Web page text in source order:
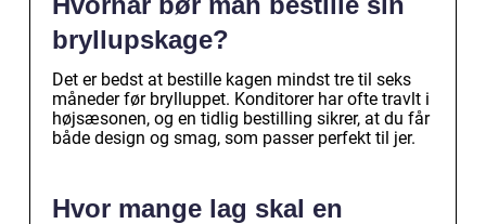
bryllupskage?
Det er bedst at bestille kagen mindst tre til seks
måneder før brylluppet. Konditorer har ofte travlt i
højsæsonen, og en tidlig bestilling sikrer, at du får
både design og smag, som passer perfekt til jer.
Hvor mange lag skal en